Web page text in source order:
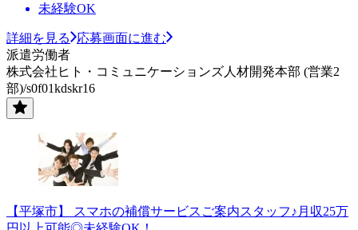
未経験OK
詳細を見る
応募画面に進む
派遣労働者
株式会社ヒト・コミュニケーションズ人材開発本部 (営業2
部)/s0f01kdskr16
【平塚市】 スマホの補償サービスご案内スタッフ♪月収25万